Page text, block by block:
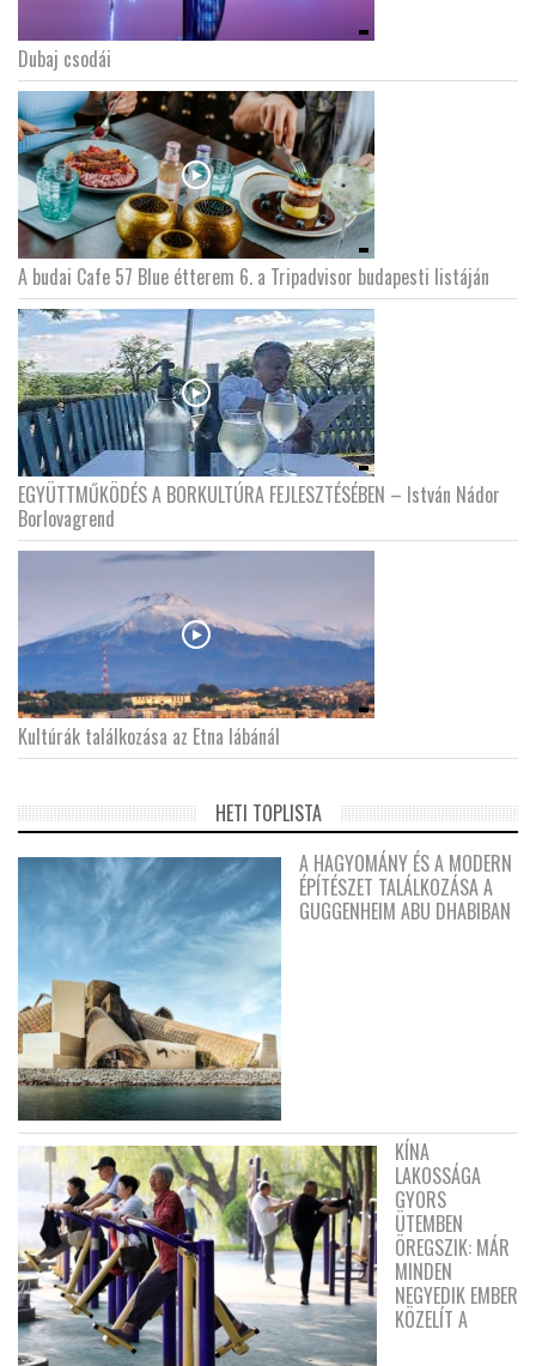
Dubaj csodái
A budai Cafe 57 Blue étterem 6. a Tripadvisor budapesti listáján
EGYÜTTMŰKÖDÉS A BORKULTÚRA FEJLESZTÉSÉBEN – István Nádor
Borlovagrend
Kultúrák találkozása az Etna lábánál
HETI TOPLISTA
A HAGYOMÁNY ÉS A MODERN
ÉPÍTÉSZET TALÁLKOZÁSA A
GUGGENHEIM ABU DHABIBAN
KÍNA
LAKOSSÁGA
GYORS
ÜTEMBEN
ÖREGSZIK: MÁR
MINDEN
NEGYEDIK EMBER
KÖZELÍT A